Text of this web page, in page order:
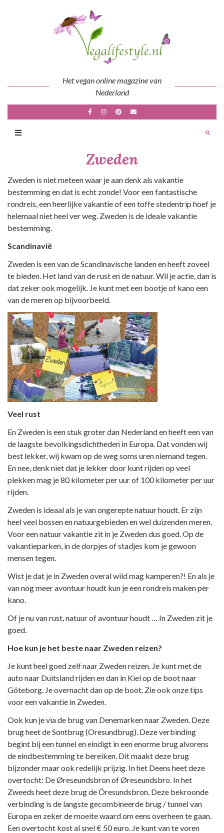
Het vegan online magazine van
Nederland
Zweden
Zweden is niet meteen waar je aan denk als vakantie
bestemming en dat is echt zonde! Voor een fantastische
rondreis, een heerlijke vakantie of een toffe stedentrip hoef je
helemaal niet heel ver weg. Zweden is de ideale vakantie
bestemming.
Scandinavië
Zweden is een van de Scandinavische landen en heeft zoveel
te bieden. Het land van de rust en de natuur. Wil je actie, dan is
dat zeker ook mogelijk. Je kunt met een bootje of kano een
van de meren op bijvoorbeeld.
Veel rust
En Zweden is een stuk groter dan Nederland en heeft een van
de laagste bevolkingsdichtheden in Europa. Dat vonden wij
best lekker, wij kwam op de weg soms uren niemand tegen.
En nee, denk niet dat je lekker door kunt rijden op veel
plekken mag je 80 kilometer per uur of 100 kilometer per uur
rijden.
Zweden is ideaal als je van ongerepte natuur houdt. Er zijn
heel veel bossen en natuurgebieden en wel duizenden meren.
Voor een natuur vakantie zit in je Zweden dus goed. Op de
vakantieparken, in de dorpjes of stadjes kom je gewoon
mensen tegen.
Wist je dat je in Zweden overal wild mag kamperen?! En als je
van nog meer avontuur houdt kun je een rondreis maken per
kano.
Of je nu van rust, natuur of avontuur houdt … In Zweden zit je
goed.
Hoe kun je het beste naar Zweden reizen?
Je kunt heel goed zelf naar Zweden reizen. Je kunt met de
auto naar Duitsland rijden en dan in Kiel op de boot naar
Göteborg. Je overnacht dan op de boot. Zie ook onze tips
voor een vakantie in Zweden.
Ook kun je via de brug van Denemarken naar Zweden. Deze
brug heet de Sontbrug (Oresundbrug). Deze verbinding
begint bij een tunnel en eindigt in een enorme brug alvorens
de eindbestemming te bereiken. Dit maakt deze brug
bijzonder maar ook redelijk prijzig. In het Deens heet deze
overtocht: De Øreseundsbron of Øreseundsbro. In het
Zweeds heet deze brug de Öresundsbron. Deze bekroonde
verbinding is de langste gecombineerde brug / tunnel van
Europa en zeker de moeite waard om eens overheen te gaan.
Een overtocht kost al snel € 50 euro. Je kunt van te voren